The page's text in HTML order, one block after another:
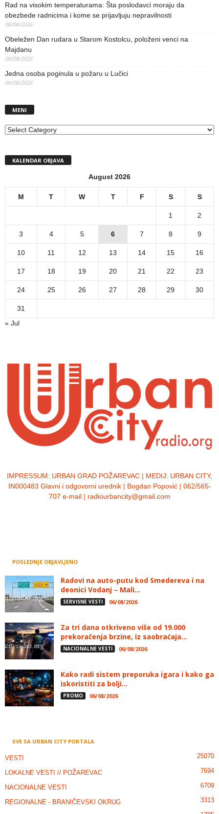
Rad na visokim temperaturama: Šta poslodavci moraju da
obezbede radnicima i kome se prijavljuju nepravilnosti
06/08/2026
Obeležen Dan rudara u Starom Kostolcu, položeni venci na
Majdanu
06/08/2026
Jedna osoba poginula u požaru u Lučici
06/08/2026
MENI
MENI
KALENDAR OBJAVA
August 2026
M T W T F S S
1 2
3 4 5 6 7 8 9
10 11 12 13 14 15 16
17 18 19 20 21 22 23
24 25 26 27 28 29 30
31
« Jul
IMPRESSUM: URBAN GRAD POŽAREVAC | MEDIJ: URBAN CITY,
IN000483 Glavni i odgovorni urednik | Bogdan Popović | 062/565-
707 e-mail | radiourbancity@gmail.com
POSLEDNJE OBJAVLJENO
Radovi na auto-putu kod Smedereva i na
deonici Vodanj – Mali...
SERVISNE VESTI 06/08/2026
Za tri dana otkriveno više od 19.000
prekoračenja brzine, iz saobraćaja...
NACIONALNE VESTI 06/08/2026
Kako radi sistem preporuka igara i kako ga
iskoristiti za bolji...
PROMO 06/08/2026
SVE SA URBAN CITY PORTALA
VESTI 25070
LOKALNE VESTI // POŽAREVAC 7694
NACIONALNE VESTI 6709
REGIONALNE - BRANIČEVSKI OKRUG 3313